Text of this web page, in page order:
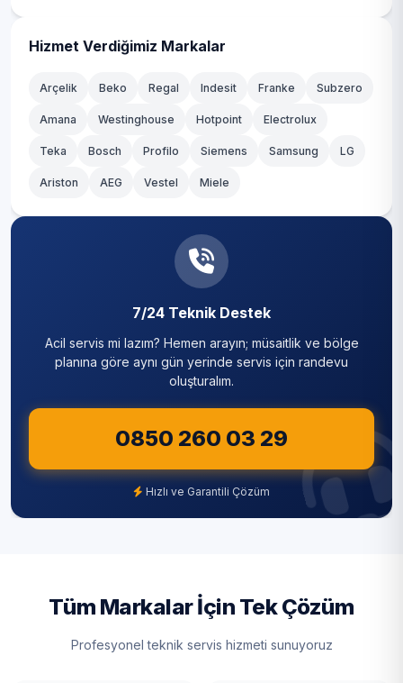
Hizmet Verdiğimiz Markalar
Arçelik Beko Regal Indesit Franke Subzero
Amana Westinghouse Hotpoint Electrolux
Teka Bosch Profilo Siemens Samsung LG
Ariston AEG Vestel Miele
7/24 Teknik Destek
Acil servis mi lazım? Hemen arayın; müsaitlik ve bölge
planına göre aynı gün yerinde servis için randevu
oluşturalım.
0850 260 03 29
Hızlı ve Garantili Çözüm
Tüm Markalar İçin Tek Çözüm
Profesyonel teknik servis hizmeti sunuyoruz